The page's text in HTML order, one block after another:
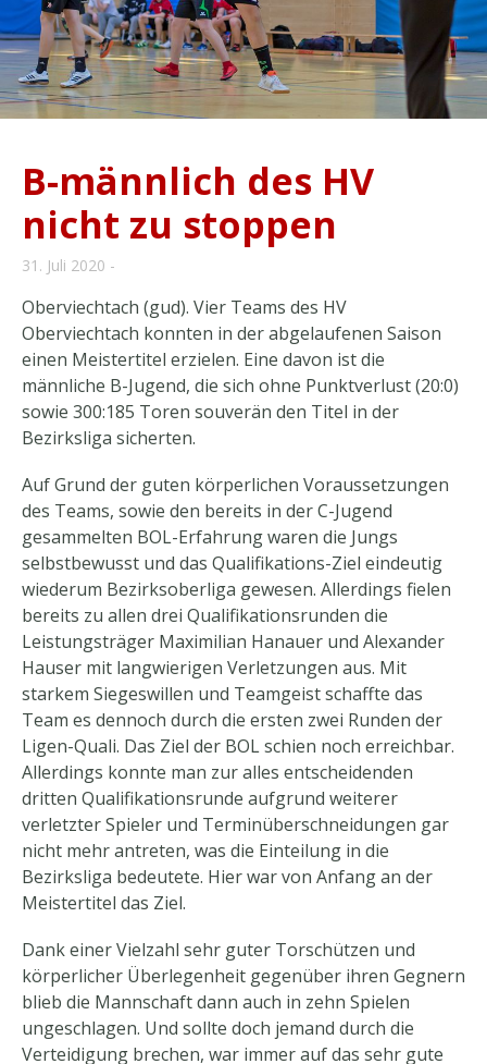
B-männlich des HV
nicht zu stoppen
31. Juli 2020
Oberviechtach (gud). Vier Teams des HV
Oberviechtach konnten in der abgelaufenen Saison
einen Meistertitel erzielen. Eine davon ist die
männliche B-Jugend, die sich ohne Punktverlust (20:0)
sowie 300:185 Toren souverän den Titel in der
Bezirksliga sicherten.
Auf Grund der guten körperlichen Voraussetzungen
des Teams, sowie den bereits in der C-Jugend
gesammelten BOL-Erfahrung waren die Jungs
selbstbewusst und das Qualifikations-Ziel eindeutig
wiederum Bezirksoberliga gewesen. Allerdings fielen
bereits zu allen drei Qualifikationsrunden die
Leistungsträger Maximilian Hanauer und Alexander
Hauser mit langwierigen Verletzungen aus. Mit
starkem Siegeswillen und Teamgeist schaffte das
Team es dennoch durch die ersten zwei Runden der
Ligen-Quali. Das Ziel der BOL schien noch erreichbar.
Allerdings konnte man zur alles entscheidenden
dritten Qualifikationsrunde aufgrund weiterer
verletzter Spieler und Terminüberschneidungen gar
nicht mehr antreten, was die Einteilung in die
Bezirksliga bedeutete. Hier war von Anfang an der
Meistertitel das Ziel.
Dank einer Vielzahl sehr guter Torschützen und
körperlicher Überlegenheit gegenüber ihren Gegnern
blieb die Mannschaft dann auch in zehn Spielen
ungeschlagen. Und sollte doch jemand durch die
Verteidigung brechen, war immer auf das sehr gute